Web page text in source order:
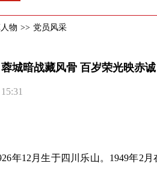
物 >> 党员风采
城暗战藏风骨 百岁荣光映赤诚
年12月生于四川乐山。1949年2